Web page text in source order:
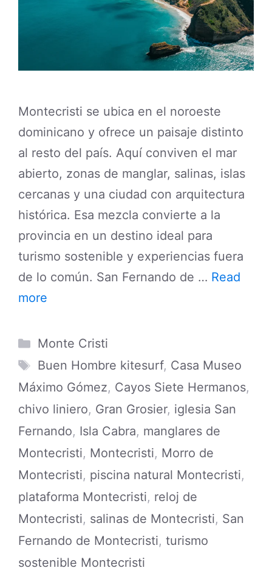
Montecristi se ubica en el noroeste
dominicano y ofrece un paisaje distinto
al resto del país. Aquí conviven el mar
abierto, zonas de manglar, salinas, islas
cercanas y una ciudad con arquitectura
histórica. Esa mezcla convierte a la
provincia en un destino ideal para
turismo sostenible y experiencias fuera
de lo común. San Fernando de … Read
more
Categories
Monte Cristi
Tags
Buen Hombre kitesurf, Casa Museo
Máximo Gómez, Cayos Siete Hermanos,
chivo liniero, Gran Grosier, iglesia San
Fernando, Isla Cabra, manglares de
Montecristi, Montecristi, Morro de
Montecristi, piscina natural Montecristi,
plataforma Montecristi, reloj de
Montecristi, salinas de Montecristi, San
Fernando de Montecristi, turismo
sostenible Montecristi